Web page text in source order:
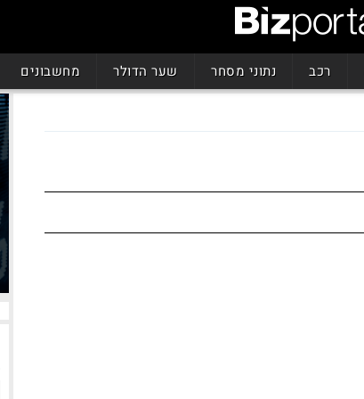
רכב נתוני מסחר שער הדולר מחשבונים